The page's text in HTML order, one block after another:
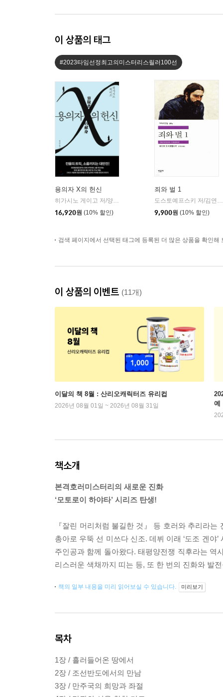
이 상품의 태그
#2023타임선정최고의미스터리스릴러100선
용의자 X의 헌신
히가시노 게이고 저/양억관 역
16,920원 (10% 할인)
죄와 벌 1
도스토예프스키 저/김연경 역
9,900원 (10% 할인)
검색 페이지에서 선택된 태그에 등록된 더 많은 상품을 확인해
이 상품의 이벤트 (11개)
이달의 책 8월 : 산리오캐릭터즈 유리컵
2026년 08월 01일 ~ 2026년 08월 31일
예
책소개
본격호러미스터리의 새로운 진화
‘모토로이 하야타’ 시리즈 탄생!
『잘린 머리처럼 불길한 것』 등 호러와 추리라
총아로 우뚝 선 미쓰다 신조. 데뷔 이래 ‘도조 겐야
주인공과 함께 돌아왔다. 태평양전쟁 직후라는 역
리스러운 색채까지 띠는 등, 또 한 번의 진화와 발
책의 일부 내용을 미리 읽어보실 수 있습니다. 미리보기
목차
1장 / 흘러들어온 땅에서
2장 / 조선반도에서의 만남
3장 / 만주국의 희망과 좌절